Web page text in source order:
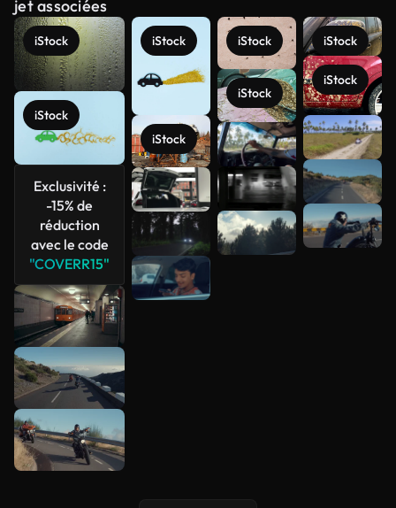
jet associées
iStock
iStock
Exclusivité :
-15% de
réduction
avec le code
"COVERR15"
iStock
iStock
iStock
iStock
iStock
iStock
Voir plus